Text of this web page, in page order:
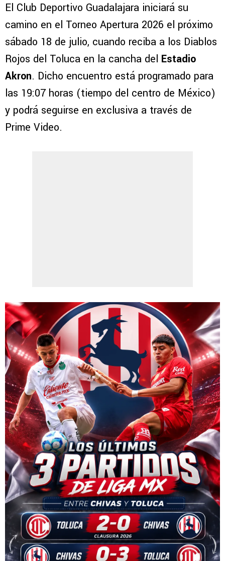
El Club Deportivo Guadalajara iniciará su
camino en el Torneo Apertura 2026 el próximo
sábado 18 de julio, cuando reciba a los Diablos
Rojos del Toluca en la cancha del Estadio
Akron. Dicho encuentro está programado para
las 19:07 horas (tiempo del centro de México)
y podrá seguirse en exclusiva a través de
Prime Video.